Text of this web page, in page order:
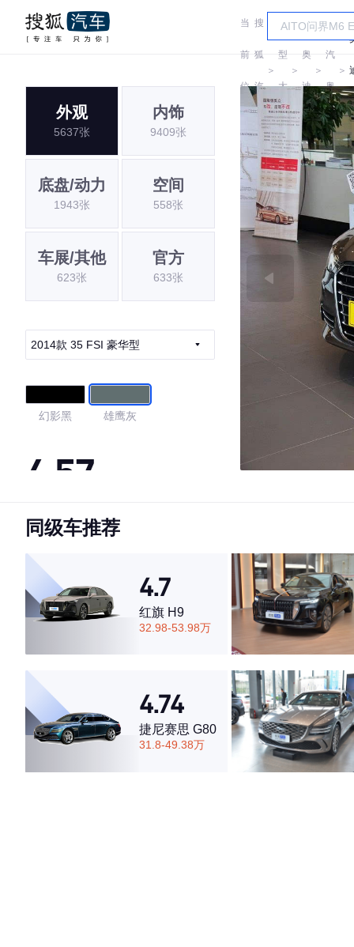
当
前
位
搜
狐
汽
车
＞
车
型
大
全
＞
奥
迪
＞
一
汽
奥
迪
＞
外观
5637张
内饰
9409张
底盘/动力
1943张
空间
558张
车展/其他
623张
官方
633张
2014款 35 FSI 豪华型
幻影黑 雄鹰灰
4.57
·外观表现一般，低于70%同级车
·空间表现一般，低于54%同级车
同级车推荐
4.7
红旗 H9
32.98-53.98万
4.74
捷尼赛思 G80
31.8-49.38万